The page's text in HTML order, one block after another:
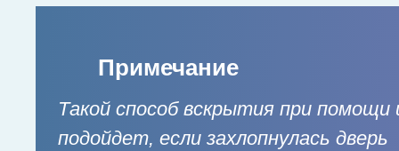
Примечание
Такой способ вскрытия при помощи
подойдет, если захлопнулась дверь